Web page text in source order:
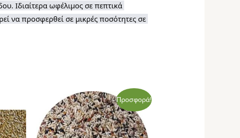
Ιδιαίτερα ωφέλιμος σε πεπτικά
να προσφερθεί σε μικρές ποσότητες σε
Προσφορά!
Original
price
was:
52,00€.
Η
τρέχουσα
τιμή
είναι:
44,00€.